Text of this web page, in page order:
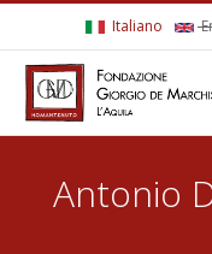
Italiano
Antonio
Tu sei qui